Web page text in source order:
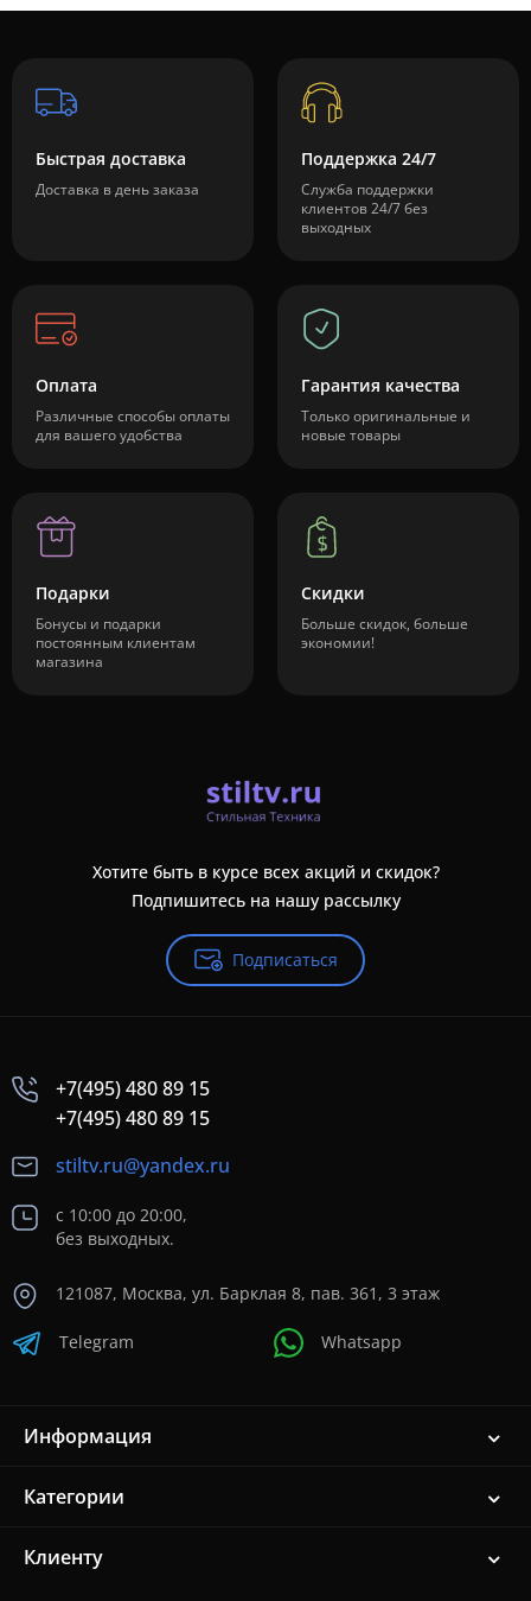
Быстрая доставка
Доставка в день заказа
Поддержка 24/7
Служба поддержки
клиентов 24/7 без
выходных
Оплата
Различные способы оплаты
для вашего удобства
Гарантия качества
Только оригинальные и
новые товары
Подарки
Бонусы и подарки
постоянным клиентам
магазина
Скидки
Больше скидок, больше
экономии!
Хотите быть в курсе всех акций и скидок?
Подпишитесь на нашу рассылку
Подписаться
+7(495) 480 89 15
+7(495) 480 89 15
stiltv.ru@yandex.ru
с 10:00 до 20:00,
без выходных.
121087, Москва, ул. Барклая 8, пав. 361, 3 этаж
Telegram Whatsapp
Информация
Категории
Клиенту